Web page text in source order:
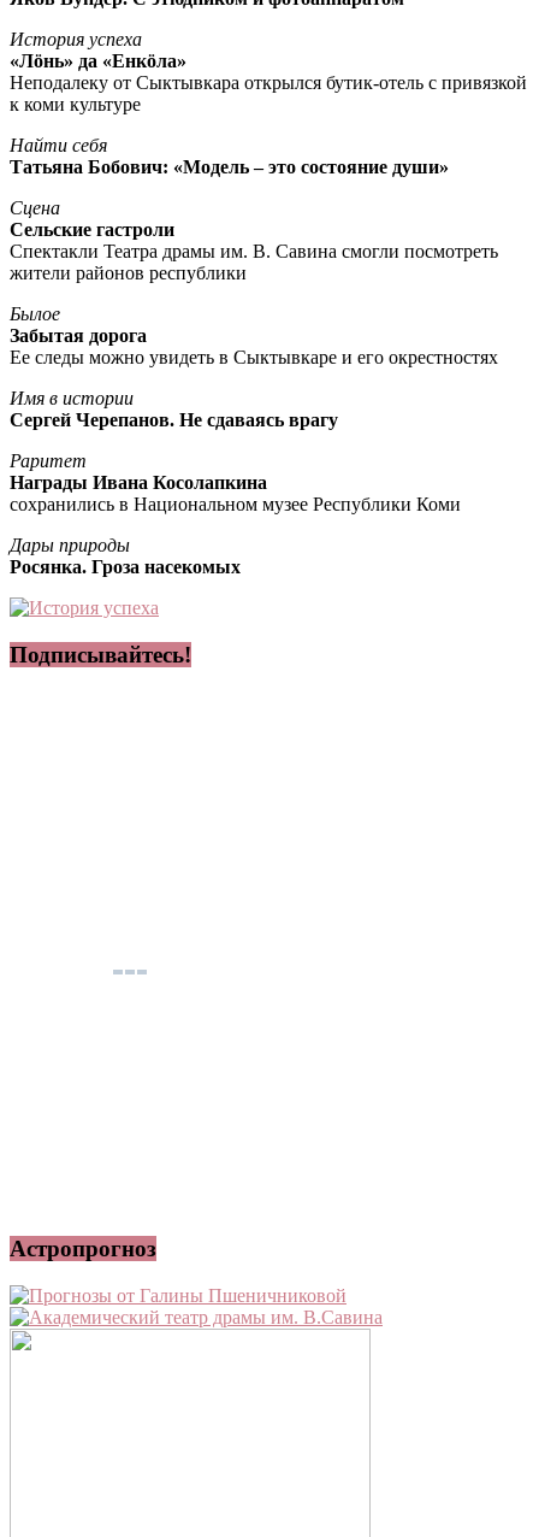
История успеха
«Лöнь» да «Енкöла»
Неподалеку от Сыктывкара открылся бутик-отель с привязкой
к коми культуре
Найти себя
Татьяна Бобович: «Модель – это состояние души»
Сцена
Сельские гастроли
Спектакли Театра драмы им. В. Савина смогли посмотреть
жители районов республики
Былое
Забытая дорога
Ее следы можно увидеть в Сыктывкаре и его окрестностях
Имя в истории
Сергей Черепанов. Не сдаваясь врагу
Раритет
Награды Ивана Косолапкина
сохранились в Национальном музее Республики Коми
Дары природы
Росянка. Гроза насекомых
Подписывайтесь!
Астропрогноз